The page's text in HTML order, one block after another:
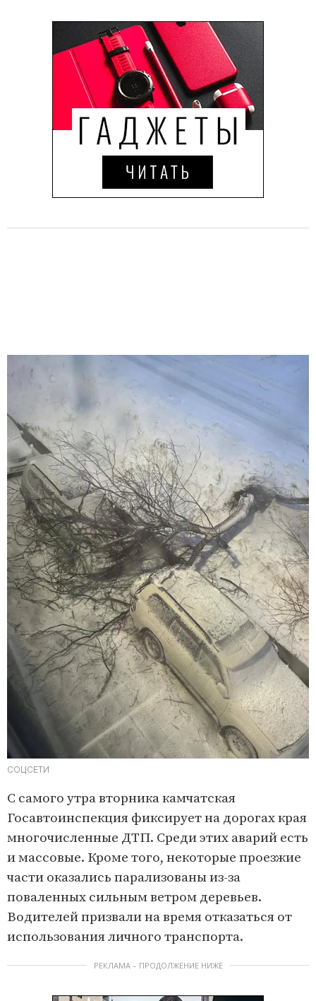
СОЦСЕТИ
С самого утра вторника камчатская
Госавтоинспекция фиксирует на дорогах края
многочисленные ДТП. Среди этих аварий есть
и массовые. Кроме того, некоторые проезжие
части оказались парализованы из-за
поваленных сильным ветром деревьев.
Водителей призвали на время отказаться от
использования личного транспорта.
РЕКЛАМА – ПРОДОЛЖЕНИЕ НИЖЕ